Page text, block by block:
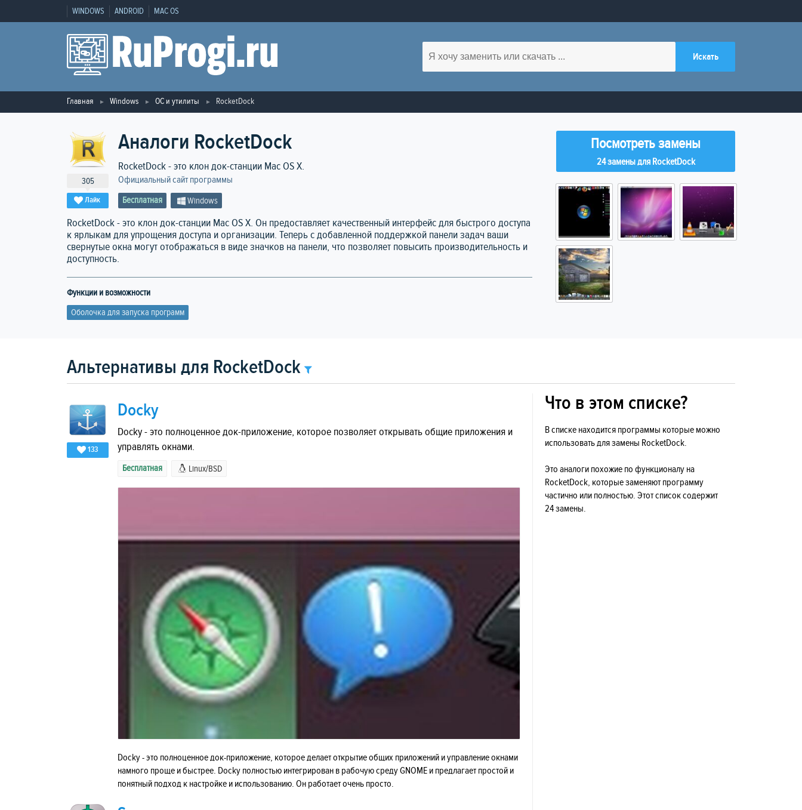
WINDOWS ANDROID MAC OS
Главная Windows ОС и утилиты RocketDock
305
Лайк
Аналоги RocketDock
RocketDock - это клон док-станции Mac OS X.
Официальный сайт программы
Бесплатная Windows
Посмотреть замены
24 замены для RocketDock
RocketDock - это клон док-станции Mac OS X. Он предоставляет качественный интерфейс для быстрого доступа
к ярлыкам для упрощения доступа и организации. Теперь с добавленной поддержкой панели задач ваши
свернутые окна могут отображаться в виде значков на панели, что позволяет повысить производительность и
доступность.
Функции и возможности
Оболочка для запуска программ
Альтернативы для RocketDock
133
Docky
Docky - это полноценное док-приложение, которое позволяет открывать общие приложения и
управлять окнами.
Бесплатная Linux/BSD
Docky - это полноценное док-приложение, которое делает открытие общих приложений и управление окнами
намного проще и быстрее. Docky полностью интегрирован в рабочую среду GNOME и предлагает простой и
понятный подход к настройке и использованию. Он работает очень просто.
Что в этом списке?
В списке находится программы которые можно
использовать для замены RocketDock.
Это аналоги похожие по функционалу на
RocketDock, которые заменяют программу
частично или полностью. Этот список содержит
24 замены.